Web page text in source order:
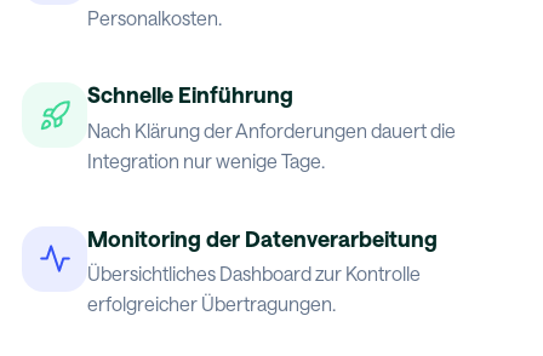
Personalkosten.
Schnelle Einführung
Nach Klärung der Anforderungen dauert die
Integration nur wenige Tage.
Monitoring der Datenverarbeitung
Übersichtliches Dashboard zur Kontrolle
erfolgreicher Übertragungen.